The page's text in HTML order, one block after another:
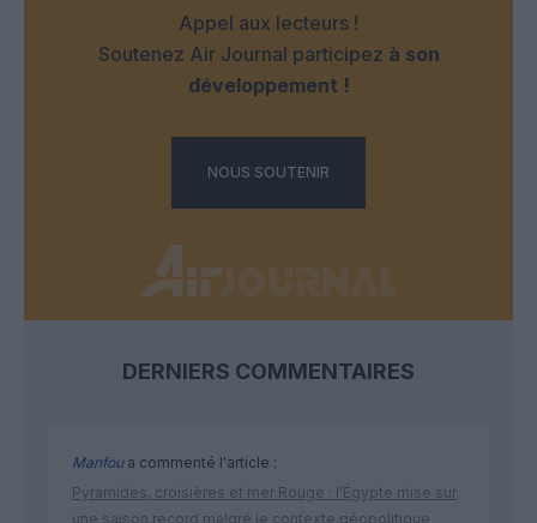
Appel aux lecteurs !
Soutenez Air Journal participez à son
développement !
NOUS SOUTENIR
DERNIERS COMMENTAIRES
Manfoua commenté l'article :
Pyramides, croisières et mer Rouge : l’Égypte mise sur
une saison record malgré le contexte géopolitique